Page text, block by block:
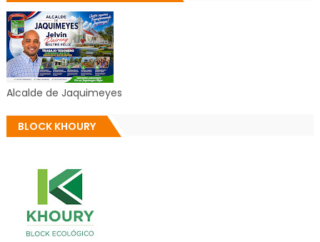
Alcalde de Jaquimeyes
BLOCK KHOURY